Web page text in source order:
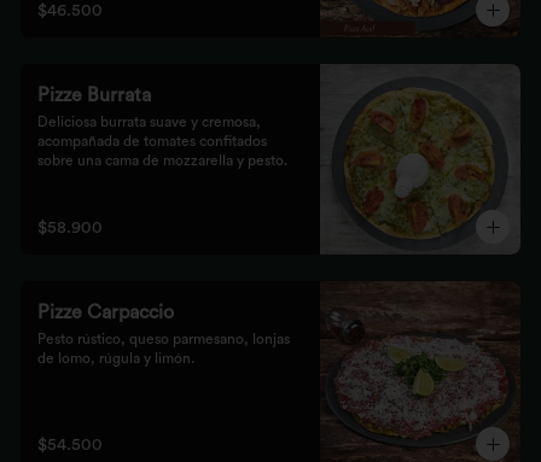
$46.500
Pizze Burrata
Deliciosa burrata suave y cremosa,
acompañada de tomates confitados
sobre una cama de mozzarella y pesto.
$58.900
Pizze Carpaccio
Pesto rústico, queso parmesano, lonjas
de lomo, rúgula y limón.
$54.500